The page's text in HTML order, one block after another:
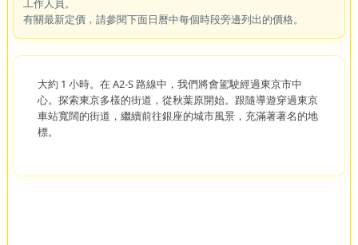
工作人員。
有關最新定價，請參閱下面日曆中每個時段旁邊列出的價格。
大約 1 小時。在 A2-S 路線中，我們將會駕駛經過東京市中
心。探索東京多樣的街道，從秋葉原開始。跟隨導遊穿過東京
車站寬闊的街道，繼續前往銀座的城市風景，充滿著著名的地
標。